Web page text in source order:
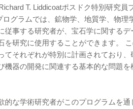
T. Liddicoatポスドク特別研究員
グラムでは、鉱物学、地質学、物理
従事する研究者が、宝石学に関するデ
を研究に使用することができます。
てそれぞれが特別に計画されており
機器の開発に関連する基本的な問題
的な学術研究者がこのプログラムを